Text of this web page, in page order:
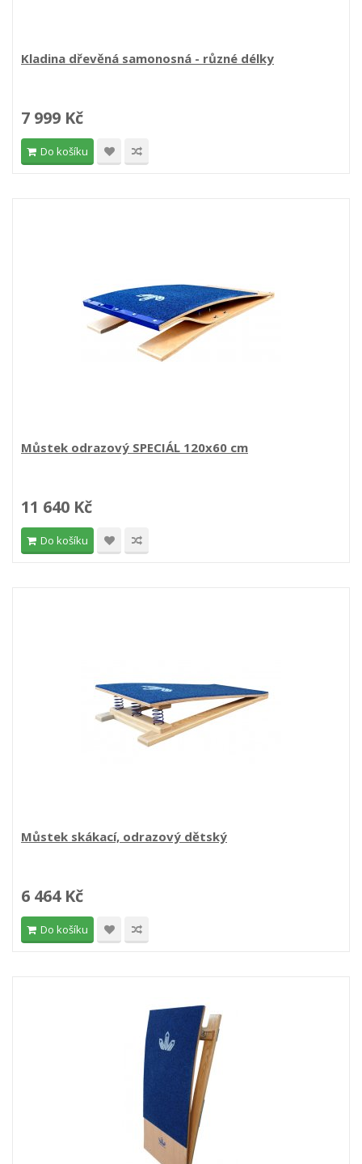
Kladina dřevěná samonosná - různé délky
7 999 Kč
Do košíku
Můstek odrazový SPECIÁL 120x60 cm
11 640 Kč
Do košíku
Můstek skákací, odrazový dětský
6 464 Kč
Do košíku